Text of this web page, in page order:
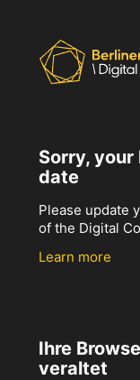
Sorry,
date
Please update
of the Digital
Learn more
Ihre
veraltet